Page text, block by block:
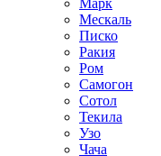
Марк
Мескаль
Писко
Ракия
Ром
Самогон
Сотол
Текила
Узо
Чача